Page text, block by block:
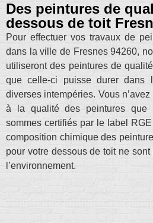
Des peintures de
dessous de toit
Pour effectuer vos travaux de
dans la ville de Fresnes 94260,
utiliseront des peintures de
que celle-ci puisse durer dans
diverses intempéries. Vous
à la qualité des peintures que
sommes certifiés par le label
composition chimique des
pour votre dessous de toit ne
l’environnement.